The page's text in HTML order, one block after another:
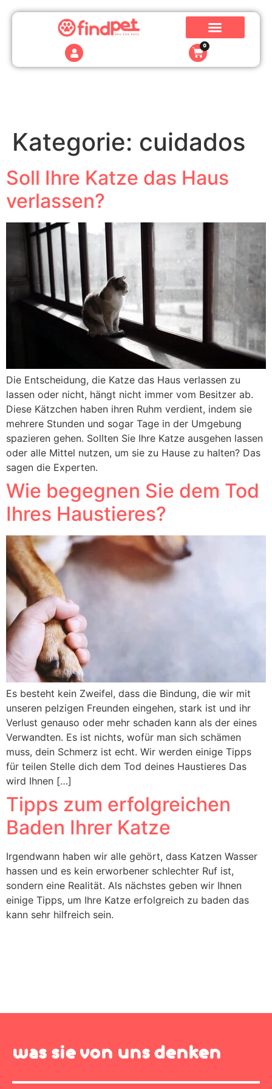
0
Kategorie: cuidados
Soll Ihre Katze das Haus
verlassen?
Die Entscheidung, die Katze das Haus verlassen zu
lassen oder nicht, hängt nicht immer vom Besitzer ab.
Diese Kätzchen haben ihren Ruhm verdient, indem sie
mehrere Stunden und sogar Tage in der Umgebung
spazieren gehen. Sollten Sie Ihre Katze ausgehen lassen
oder alle Mittel nutzen, um sie zu Hause zu halten? Das
sagen die Experten.
Wie begegnen Sie dem Tod
Ihres Haustieres?
Es besteht kein Zweifel, dass die Bindung, die wir mit
unseren pelzigen Freunden eingehen, stark ist und ihr
Verlust genauso oder mehr schaden kann als der eines
Verwandten. Es ist nichts, wofür man sich schämen
muss, dein Schmerz ist echt. Wir werden einige Tipps
für teilen Stelle dich dem Tod deines Haustieres Das
wird Ihnen […]
Tipps zum erfolgreichen
Baden Ihrer Katze
Irgendwann haben wir alle gehört, dass Katzen Wasser
hassen und es kein erworbener schlechter Ruf ist,
sondern eine Realität. Als nächstes geben wir Ihnen
einige Tipps, um Ihre Katze erfolgreich zu baden das
kann sehr hilfreich sein.
was sie von uns denken